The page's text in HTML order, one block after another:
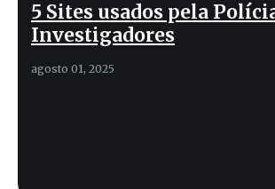
5 Sites usados pela
Investigadores
agosto 01, 2025